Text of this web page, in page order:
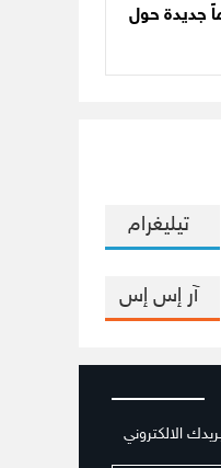
جديدة حول
تيليغرام
آر إس إس
الالكتروني